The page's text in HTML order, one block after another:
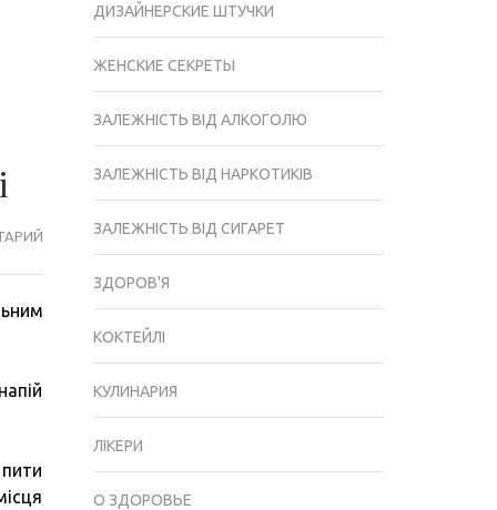
ГУРМАНІВ:
КРАЩИХ
ДИЗАЙНЕРСКИЕ ШТУЧКИ
ЖЕНСКИЕ СЕКРЕТЫ
ЗАЛЕЖНІСТЬ ВІД АЛКОГОЛЮ
ЗАЛЕЖНІСТЬ ВІД НАРКОТИКІВ
ЗАЛЕЖНІСТЬ ВІД СИГАРЕТ
ЗДОРОВ'Я
КОКТЕЙЛІ
КУЛИНАРИЯ
ЛІКЕРИ
О ЗДОРОВЬЕ